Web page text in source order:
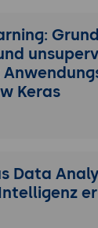
Keras
Data